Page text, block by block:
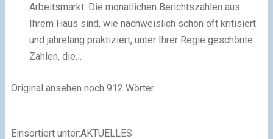
Arbeitsmarkt. Die monatlichen Berichtszahlen aus
Ihrem Haus sind, wie nachweislich schon oft kritisiert
und jahrelang praktiziert, unter Ihrer Regie geschönte
Zahlen, die…
Original ansehen noch 912 Wörter
Einsortiert unter:AKTUELLES